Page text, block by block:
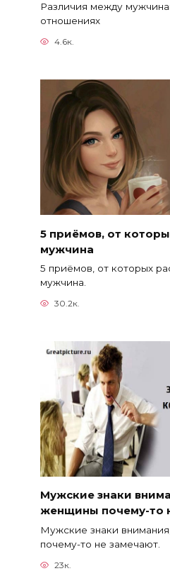
Различия между
отношениях
4.6к.
5 приёмов, от
мужчина
5 приёмов, от которых
мужчина.
30.2к.
Мужские знаки
женщины почему-то
Мужские знаки
почему-то не замечают.
23к.